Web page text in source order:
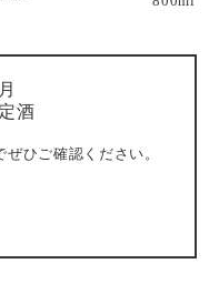
酒
ひご確認ください。